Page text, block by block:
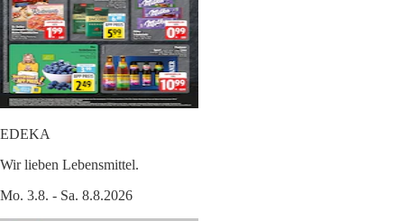
EDEKA
Wir lieben Lebensmittel.
Mo. 3.8. - Sa. 8.8.2026